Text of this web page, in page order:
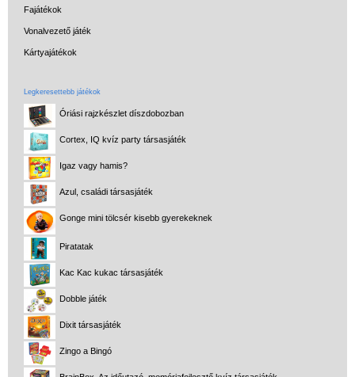
Fajátékok
Vonalvezető játék
Kártyajátékok
Legkeresettebb játékok
Óriási rajzkészlet díszdobozban
Cortex, IQ kvíz party társasjáték
Igaz vagy hamis?
Azul, családi társasjáték
Gonge mini tölcsér kisebb gyerekeknek
Piratatak
Kac Kac kukac társasjáték
Dobble játék
Dixit társasjáték
Zingo a Bingó